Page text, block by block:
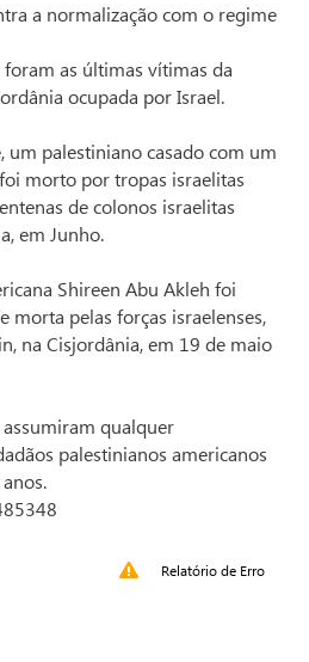
a normalização com o regime
as últimas vítimas da
ocupada por Israel.
um palestiniano casado com um
morto por tropas israelitas
de colonos israelitas
em Junho.
Shireen Abu Akleh foi
morta pelas forças israelenses,
na Cisjordânia, em 19 de maio
qualquer
palestinianos americanos
Relatório de Erro